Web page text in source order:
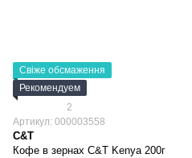
Свіже обсмаження
Рекомендуем
2
Артикул: 000003558
C&T
Кофе в зернах C&T Kenya 200г